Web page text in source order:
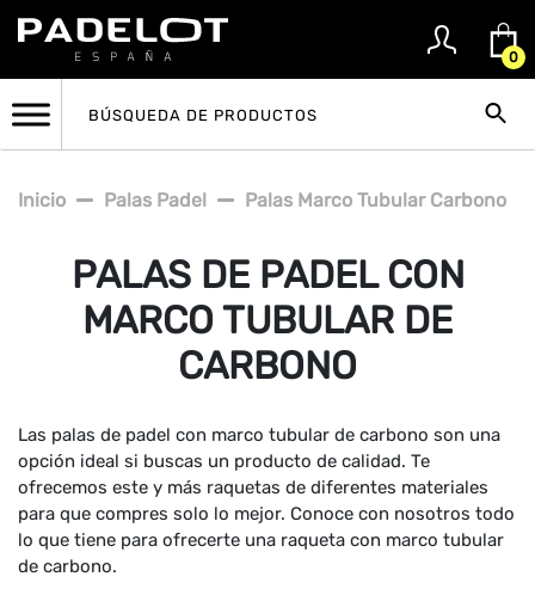
0
Inicio Palas Padel Palas Marco Tubular Carbono
PALAS DE PADEL CON
MARCO TUBULAR DE
CARBONO
Las palas de padel con marco tubular de carbono son una
opción ideal si buscas un producto de calidad. Te
ofrecemos este y más raquetas de diferentes materiales
para que compres solo lo mejor. Conoce con nosotros todo
lo que tiene para ofrecerte una raqueta con marco tubular
de carbono.